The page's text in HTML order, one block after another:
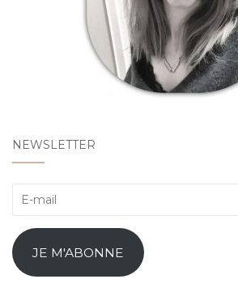
NEWSLETTER
E-
JE M'ABONNE